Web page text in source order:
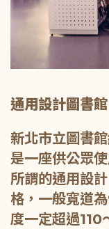
通用設計圖書館
新北市立圖書
是一座供公眾
所謂的通用設
格，一般寬道
度一定超過110